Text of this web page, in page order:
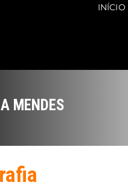
INÍCIO
MENDES